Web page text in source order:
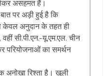
असहमत हैं।
पर अड़ी हुई है कि
केवल अनुदान के तहत ही
वहीं सी.पी.एन.-यू.एम.एल. चीन
का समर्थन
अनोखा रिश्ता है। खुली